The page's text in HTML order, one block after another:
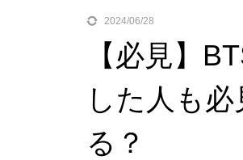
2024/06/28
【必見】
した人も
る？